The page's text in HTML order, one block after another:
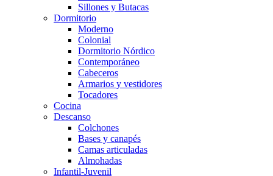
Sillones y Butacas
Dormitorio
Moderno
Colonial
Dormitorio Nórdico
Contemporáneo
Cabeceros
Armarios y vestidores
Tocadores
Cocina
Descanso
Colchones
Bases y canapés
Camas articuladas
Almohadas
Infantil-Juvenil